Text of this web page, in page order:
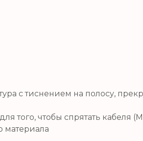
с тиснением на полосу,
того, чтобы спрятать кабеля
материала